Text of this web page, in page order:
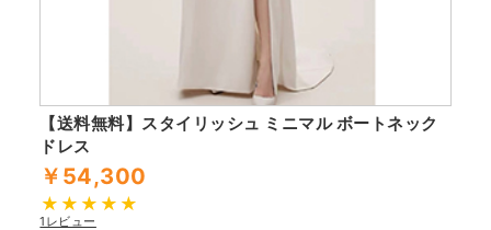
【送料無料】スタイリッシュ ミニマル ボートネック
ドレス
￥54,300
1レビュー